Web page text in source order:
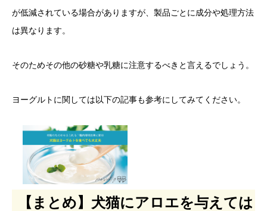
が低減されている場合がありますが、製品ごとに成分や処理方法
は異なります。
そのためその他の砂糖や乳糖に注意するべきと言えるでしょう。
ヨーグルトに関しては以下の記事も参考にしてみてください。
【まとめ】犬猫にアロエを与えては